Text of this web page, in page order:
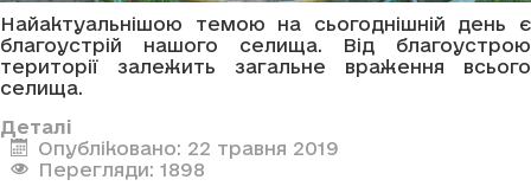
Найактуальнішою темою на сьогоднішній день є
благоустрій нашого селища. Від благоустрою
території залежить загальне враження всього
селища.
Деталі
Опубліковано: 22 травня 2019
Перегляди: 1898